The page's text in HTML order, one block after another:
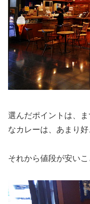
選んだポイントは、
なカレーは、あまり好
それから値段が安いこ